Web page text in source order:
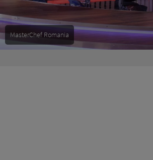
MasterChef Romania